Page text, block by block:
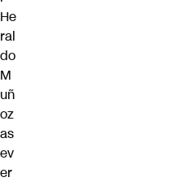
He
ral
do
M
uñ
oz
as
ev
er